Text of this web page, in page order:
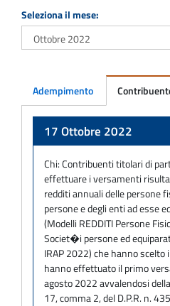
Seleziona il mese:
Adempimento
17 Ottobre 2022
Chi:Contribuenti titolari di
effettuare i versamenti
redditi annuali delle persone
persone e degli enti ad esse
(Modelli REDDITI Persone
Societ�i persone ed
IRAP 2022) che hanno
hanno effettuato il primo
agosto 2022 avvalendosi
17, comma 2, del D.P.R. n.